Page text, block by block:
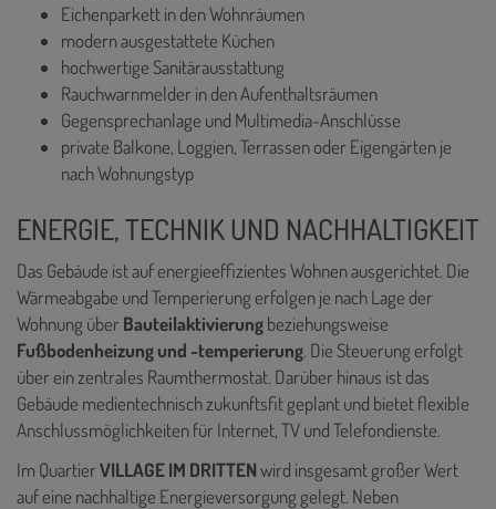
Eichenparkett in den Wohnräumen
modern ausgestattete Küchen
hochwertige Sanitärausstattung
Rauchwarnmelder in den Aufenthaltsräumen
Gegensprechanlage und Multimedia-Anschlüsse
private Balkone, Loggien, Terrassen oder Eigengärten je
nach Wohnungstyp
ENERGIE, TECHNIK UND NACHHALTIGKEIT
Das Gebäude ist auf energieeffizientes Wohnen ausgerichtet. Die
Wärmeabgabe und Temperierung erfolgen je nach Lage der
Wohnung überBauteilaktivierungbeziehungsweise
Fußbodenheizung und -temperierung. Die Steuerung erfolgt
über ein zentrales Raumthermostat. Darüber hinaus ist das
Gebäude medientechnisch zukunftsfit geplant und bietet flexible
Anschlussmöglichkeiten für Internet, TV und Telefondienste.
Im QuartierVILLAGE IM DRITTENwird insgesamt großer Wert
auf eine nachhaltige Energieversorgung gelegt. Neben